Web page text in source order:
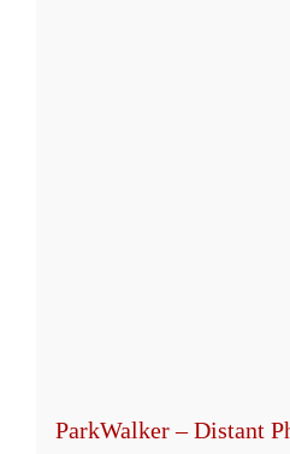
ParkWalker – Distant